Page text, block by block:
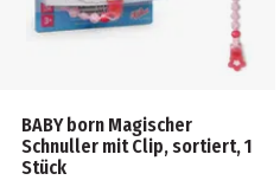
BABY born Magischer
Schnuller mit Clip, sortiert, 1
Stück